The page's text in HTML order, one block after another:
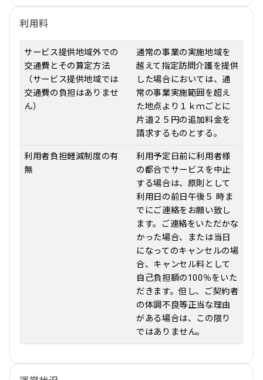
利用料
サービス提供地域外での
交通費とその算定方法
（サービス提供地域では
交通費の負担はありませ
ん）
通常の事業の実施地域を
越えて指定訪問介護を提供
した場合においては、通
常の事業実施範囲を超え
た地点より１ｋｍごとに
片道２５円の追加料金を
請求するものとする。
利用者負担軽減制度の有
無
利用予定日前に利用者様
の都合でサービスを中止
する場合は、原則として
利用日の前日午後５ 時ま
でにご連絡をお願い致し
ます。ご連絡をいただかな
かった場合、または当日
になってのキャンセルの場
合、キャンセル料として
自己負担額の100％をいた
だきます。但し、ご契約者
の体調不良等正当な理由
がある場合は、この限り
ではありません。